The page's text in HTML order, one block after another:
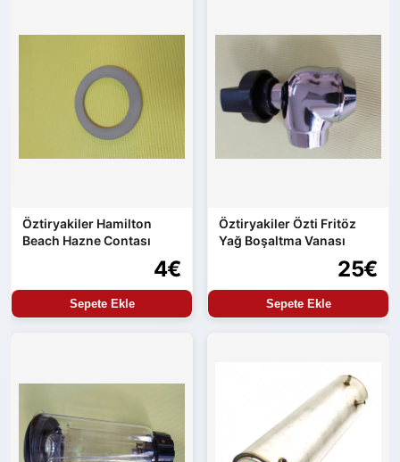
Öztiryakiler Hamilton
Beach Hazne Contası
4€
Sepete Ekle
Öztiryakiler Özti Fritöz
Yağ Boşaltma Vanası
25€
Sepete Ekle